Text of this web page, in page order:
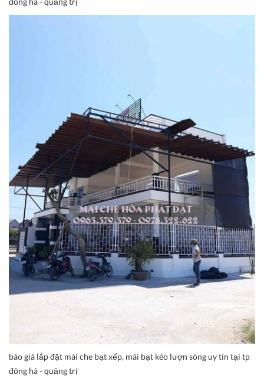
báo giá lắp đặt mái che bạt xếp, mái bạt kéo lượn sóng uy tín tại tp
đông hà - quảng trị